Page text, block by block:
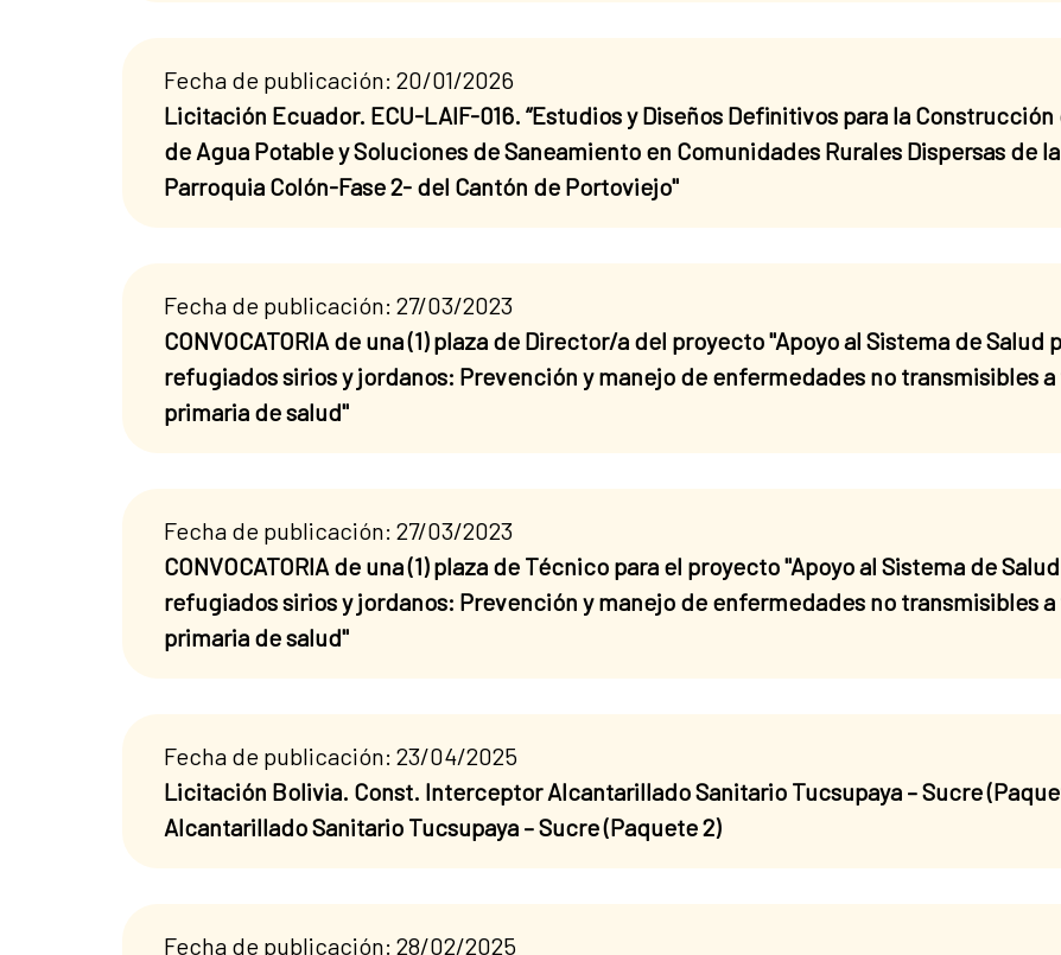
Fecha de publicación: 20/01/2026
Licitación Ecuador. ECU-LAIF-016. “Estudios y Diseños Definitivos para la
de Agua Potable y Soluciones de Saneamiento en Comunidades Rurales Dispersas de
Parroquia Colón-Fase 2- del Cantón de Portoviejo"
Fecha de publicación: 27/03/2023
CONVOCATORIA de una (1) plaza de Director/a del proyecto "Apoyo al Sistema de
refugiados sirios y jordanos: Prevención y manejo de enfermedades no transmisibles
primaria de salud"
Fecha de publicación: 27/03/2023
CONVOCATORIA de una (1) plaza de Técnico para el proyecto "Apoyo al Sistema de
refugiados sirios y jordanos: Prevención y manejo de enfermedades no transmisibles
primaria de salud"
Fecha de publicación: 23/04/2025
Licitación Bolivia. Const. Interceptor Alcantarillado Sanitario Tucsupaya – Sucre
Alcantarillado Sanitario Tucsupaya – Sucre (Paquete 2)
Fecha de publicación: 28/02/2025